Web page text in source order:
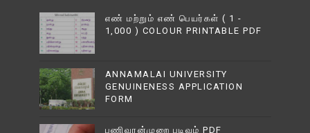
எண் மற்றும் எண் பெயர்கள் ( 1 -
1,000 ) COLOUR PRINTABLE PDF
ANNAMALAI UNIVERSITY
GENUINENESS APPLICATION
FORM
பணிவரன்முறை படிவம் PDF